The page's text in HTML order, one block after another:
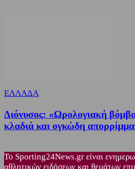
ΕΛΛΑΔΑ
Διόνυσος: «Ωρολογιακή
κλαδιά και ογκώδη
Το Sporting24News.gr είναι
αθλητικών ειδήσεων και θεμάτων